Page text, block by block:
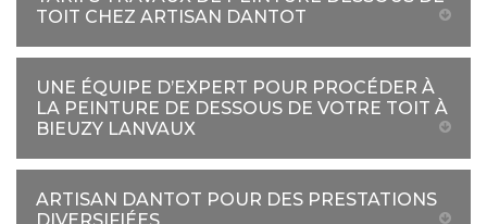
TOIT CHEZ ARTISAN DANTOT
UNE ÉQUIPE D’EXPERT POUR PROCÉDER À
LA PEINTURE DE DESSOUS DE VOTRE TOIT À
BIEUZY LANVAUX
ARTISAN DANTOT POUR DES PRESTATIONS